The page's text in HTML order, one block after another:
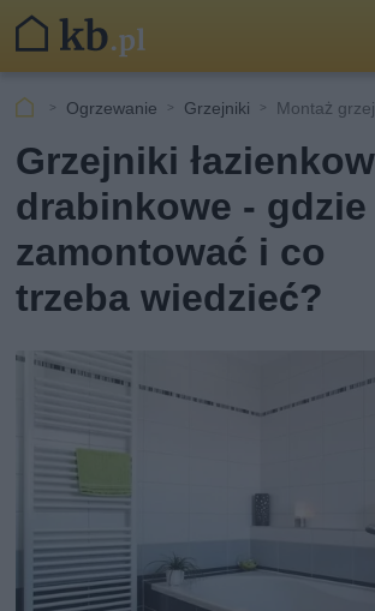
Ogrzewanie Grzejniki Montaż
Grzejniki
drabinkowe -
zamontować i co
trzeba wiedzieć?